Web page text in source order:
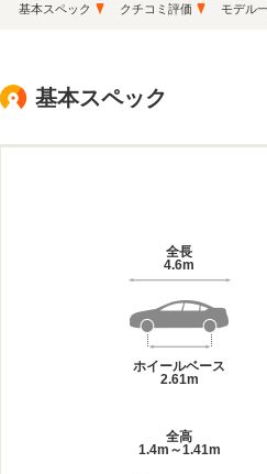
基本スペック クチコミ評価 モデル
基本スペック
全長
4.6m
ホイールベース
2.61m
全高
1.4m～1.41m